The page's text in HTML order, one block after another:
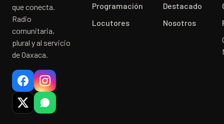
que conecta.
Radio
comunitaria,
plural y al servicio
de Oaxaca.
Programación
Locutores
Destacado
Nosotros